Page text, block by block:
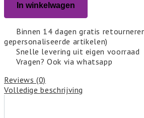
In winkelwagen
Binnen 14 dagen gratis
gepersonaliseerde artikelen)
Snelle levering uit eigen voorraad
Vragen? Ook via whatsapp
Reviews (0)
Volledige beschrijving